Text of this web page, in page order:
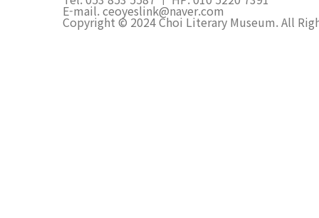
E-mail. ceoyeslink@naver.com
Copyright © 2024 Choi Literary Museum. All